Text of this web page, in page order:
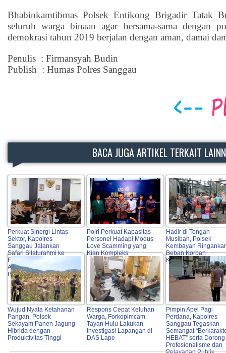
Bhabinkamtibmas Polsek Entikong Brigadir Tatak
seluruh warga binaan agar bersama-sama dengan
demokrasi tahun 2019 berjalan dengan aman, damai
Penulis : Firmansyah Budin
Publish : Humas Polres Sanggau
BACA JUGA ARTIKEL TERKAIT
Perkuat Sinergi Lintas
Sektor, Kapolres
Sanggau Jalankan
Safari Silaturahmi ke
Forkopimda, Tokoh
Agama, OPD hingga
Bulog
Polri Perkuat Kapasitas
Personel Hadapi Modus
Love Scamming yang
Kian Kompleks
Hadir di Tengah
Musibah, Polsek
Kembayan
Beban Korban
Kebakaran Rumah
Wujud Nyata Ketahanan
Pangan, Polsek
Sekayam Panen Jagung
Hibrida dengan
Produktivitas Tinggi
Respons Cepat Keluhan
Warga, Forkopimcam
Tayan Hulu Lakukan
Investigasi Lapangan di
DAS Lape
Pimpin Apel Pagi
Perdana, Kapolres
Sanggau Tegaskan
Semangat
HEBAT” serta Dorong
Profesionalisme dan